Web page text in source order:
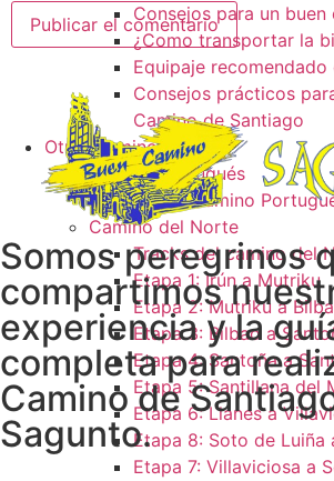
Consejos para un
¿Como transportar la
Equipaje
Consejos prácticos
Camino de Santiago
Otros caminos
Camino Portugués
Tracks camino
Camino del Norte
Tracks del camino del
Etapa 1: Irún a Mutriku
Etapa 2: Mutriku a
Etapa 3: Bilbao a
Etapa 4: Santoña a
Etapa 5: Santillana del
Etapa 6: Llanes a
Etapa 8: Soto de Luiña
Etapa 7: Villaviciosa a
Somos peregrinos
compartimos
experiencia y la
completa para
Camino de
Sagunto.